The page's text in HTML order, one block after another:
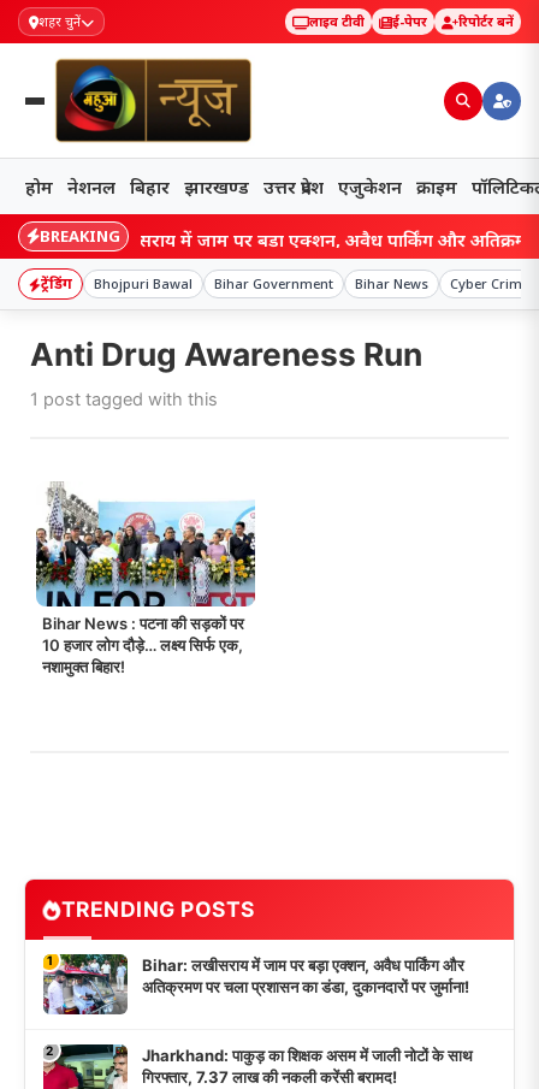
शहर चुनें लाइव टीवी ई-पेपर रिपोर्टर बनें
होम नेशनल बिहार झारखण्ड उत्तर प्रदेश एजुकेशन क्राइम
BREAKING
Bihar: लखीसराय में जाम पर बड़ा एक्शन, अवैध पार्किंग और अतिक्रमण पर
ट्रेंडिंग Bhojpuri Bawal Bihar Government Bihar News Cyber Crime
Anti Drug Awareness Run
1 post tagged with this
Bihar News : पटना की सड़कों पर
10 हजार लोग दौड़े… लक्ष्य सिर्फ एक,
नशामुक्त बिहार!
TRENDING POSTS
1
Bihar: लखीसराय में जाम पर बड़ा एक्शन, अवैध पार्किंग और
अतिक्रमण पर चला प्रशासन का डंडा, दुकानदारों पर जुर्माना!
2
Jharkhand: पाकुड़ का शिक्षक असम में जाली नोटों के साथ
गिरफ्तार, 7.37 लाख की नकली करेंसी बरामद!